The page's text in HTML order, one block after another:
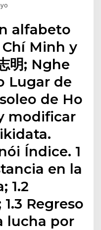
alfabeto
Minh y
明; Nghe
Lugar de
de Ho
modificar
Índice. 1
en la
1.2
Regreso
lucha por